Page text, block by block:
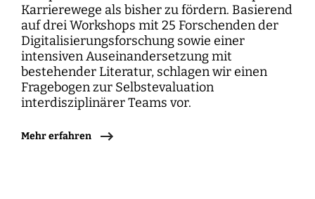
Karrierewege als bisher zu fördern. Basierend
auf drei Workshops mit 25 Forschenden der
Digitalisierungsforschung sowie einer
intensiven Auseinandersetzung mit
bestehender Literatur, schlagen wir einen
Fragebogen zur Selbstevaluation
interdisziplinärer Teams vor.
Mehr erfahren